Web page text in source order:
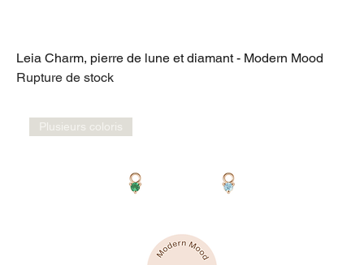
Leia Charm, pierre de lune et diamant - Modern Mood
Rupture de stock
Plusieurs coloris